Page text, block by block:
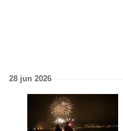
28 jun 2026